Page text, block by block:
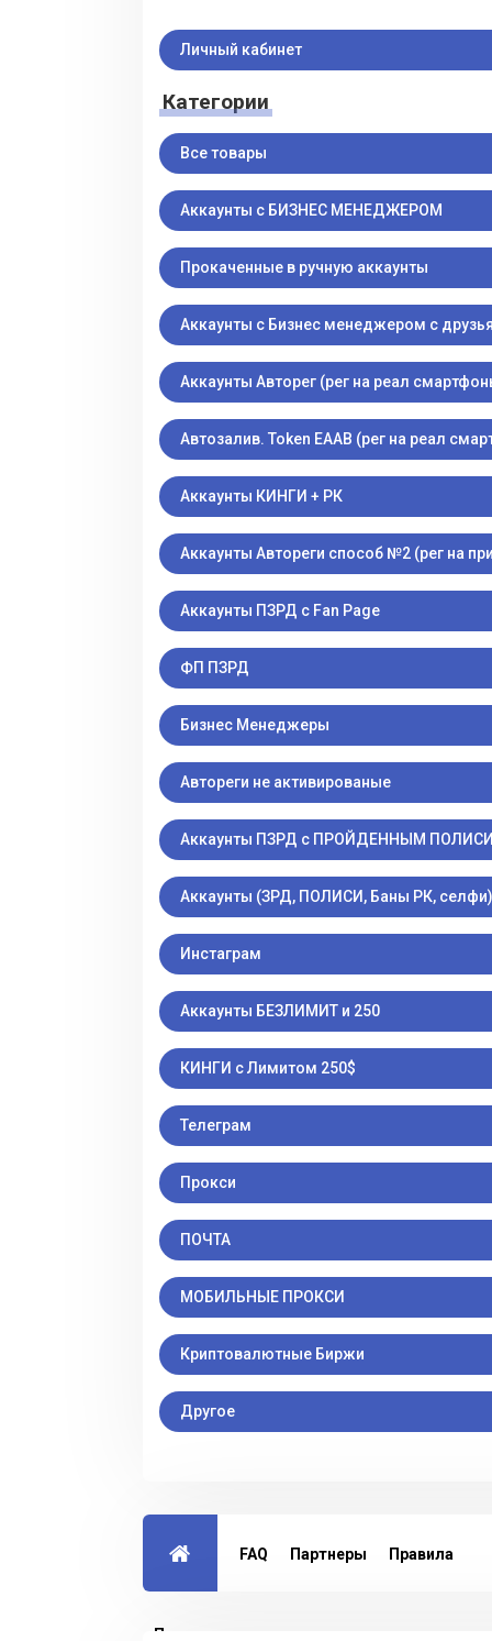
Личный кабинет
Категории
Все товары
Аккаунты с БИЗНЕС МЕНЕДЖЕРОМ
Прокаченные в ручную аккаунты
Аккаунты с Бизнес менеджером с
Аккаунты Авторег (рег на реал
Автозалив. Token EAAB (рег на реал
Аккаунты КИНГИ + РК
Аккаунты Автореги способ №2 (рег на
Аккаунты ПЗРД с Fan Page
ФП ПЗРД
Бизнес Менеджеры
Автореги не активированые
Аккаунты ПЗРД с ПРОЙДЕННЫМ
Аккаунты (ЗРД, ПОЛИСИ, Баны РК, селфи)
Инстаграм
Аккаунты БЕЗЛИМИТ и 250
КИНГИ с Лимитом 250$
Телеграм
Прокси
ПОЧТА
МОБИЛЬНЫЕ ПРОКСИ
Криптовалютные Биржи
Другое
FAQ Партнеры Правила
Партнерская программа